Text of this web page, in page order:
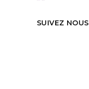
SUIVEZ NOUS